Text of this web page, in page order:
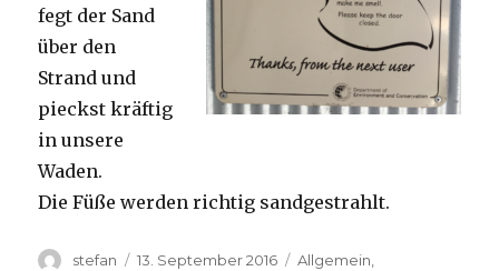
fegt der Sand
über den
Strand und
pieckst kräftig
in unsere
Waden.
Die Füße werden richtig sandgestrahlt.
Autor
stefan
Veröffentlicht
13. September 2016 Kategorien
Allgemein